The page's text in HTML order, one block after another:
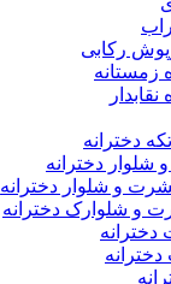
رکابی
زمستانه
نقابدار
دخترانه
شلوار دخترانه
و شلوار دخترانه
و شلوارک دخترانه
دخترانه